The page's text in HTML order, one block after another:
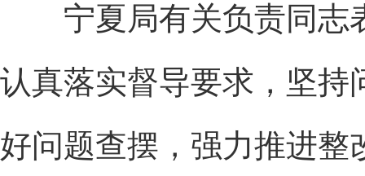
宁夏局有关负责同志
认真落实督导要求，坚持
好问题查摆，强力推进整